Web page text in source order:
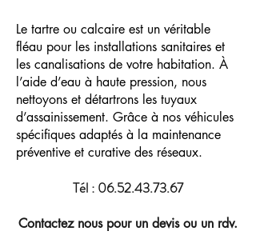
​Le tartre ou calcaire est un véritable
fléau pour les installations sanitaires et
les canalisations de votre habitation. À
l’aide d’eau à haute pression, nous
nettoyons et détartrons les tuyaux
d’assainissement. Grâce à nos véhicules
spécifiques adaptés à la maintenance
préventive et curative des réseaux.
Tél : 06.52.43.73.67
Contactez nous pour un devis ou un rdv.